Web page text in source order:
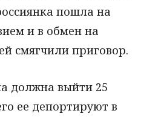
пошла на
и в обмен на
смягчили приговор.
должна выйти 25
ее депортируют в